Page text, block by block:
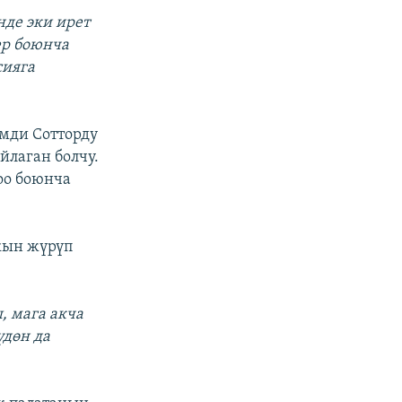
эки ирет
боюнча
Сотторду
болчу.
боюнча
жүрүп
мага акча
да